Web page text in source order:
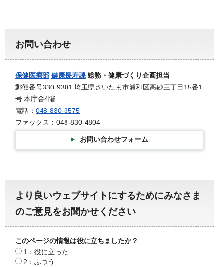
お問い合わせ
保健医療部 健康長寿課 総務・健康づくり企画担当
郵便番号330-9301 埼玉県さいたま市浦和区高砂三丁目15番1
号 本庁舎4階
電話： 048-830-3575
ファックス：048-830-4804
お問い合わせフォーム
より良いウェブサイトにするためにみなさま
のご意見をお聞かせください
このページの情報は役に立ちましたか？
1：役に立った
2：ふつう